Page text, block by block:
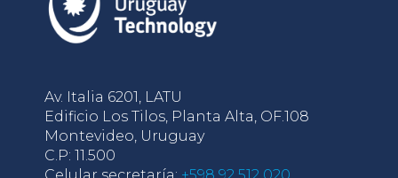
Av. Italia 6201, LATU
Edificio Los Tilos, Planta Alta, OF.108
Montevideo, Uruguay
C.P: 11.500